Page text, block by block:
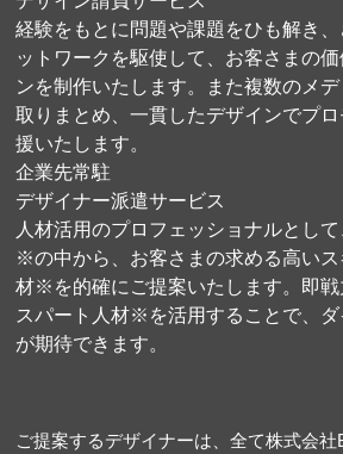
経験をもとに問題や課題をひも解き
ットワークを駆使して、お客さまの
ンを制作いたします。また複数のメ
取りまとめ、一貫したデザインでプ
援いたします。
企業先常駐
デザイナー派遣サービス
人材活用のプロフェッショナルとし
※の中から、お客さまの求める高い
材※ を的確にご提案いたします。即
スパート人材※ を活用することで、
が期待できます。
ご提案するデザイナーは、全て株式会社